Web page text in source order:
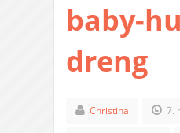
baby-
dreng
Christina 7.